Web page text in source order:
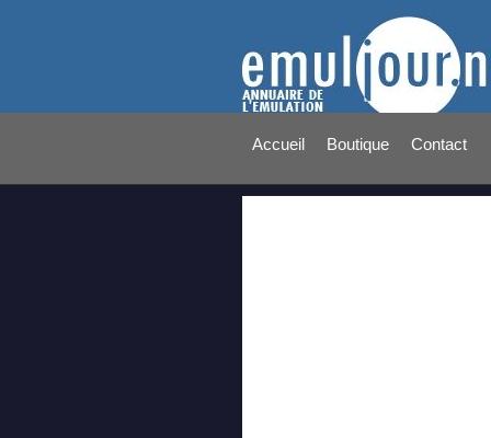
Accueil Boutique Contact